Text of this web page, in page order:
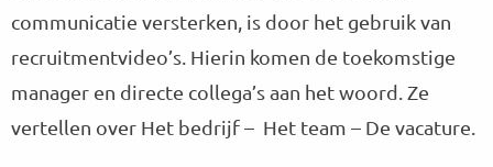
communicatie versterken, is door het gebruik van
recruitmentvideo’s. Hierin komen de toekomstige
manager en directe collega’s aan het woord. Ze
vertellen over Het bedrijf – Het team – De vacature.